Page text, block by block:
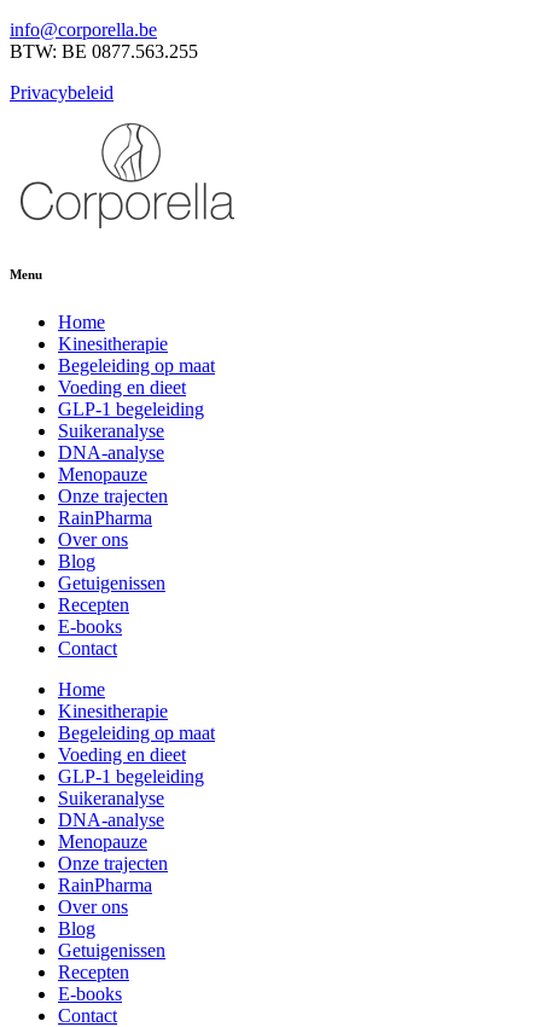
info@corporella.be
BTW: BE 0877.563.255
Privacybeleid
Menu
Home
Kinesitherapie
Begeleiding op maat
Voeding en dieet
GLP-1 begeleiding
Suikeranalyse
DNA-analyse
Menopauze
Onze trajecten
RainPharma
Over ons
Blog
Getuigenissen
Recepten
E-books
Contact
Home
Kinesitherapie
Begeleiding op maat
Voeding en dieet
GLP-1 begeleiding
Suikeranalyse
DNA-analyse
Menopauze
Onze trajecten
RainPharma
Over ons
Blog
Getuigenissen
Recepten
E-books
Contact